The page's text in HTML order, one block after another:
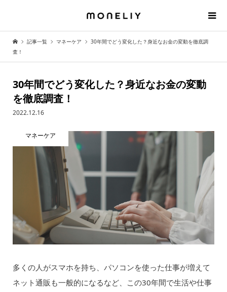
記事一覧 マネーケア
30年間でどう変化した？身近なお金の変動を徹底調
査！
30年間でどう変化した？身近なお金の変動
を徹底調査！
2022.12.16
マネーケア
多くの人がスマホを持ち、パソコンを使った仕事が増えて
ネット通販も一般的になるなど、この30年間で生活や仕事